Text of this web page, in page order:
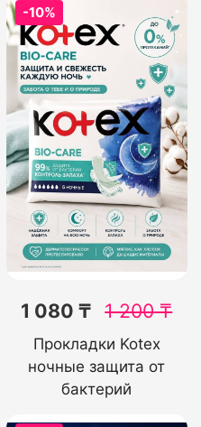
-10%
1 080 ₸ 1 200₸
Прокладки Kotex
ночные защита от
бактерий